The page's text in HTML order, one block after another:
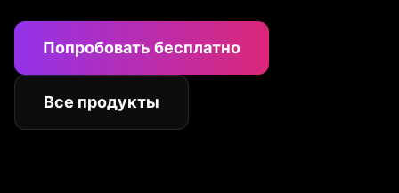
Попробовать бесплатно
Все продукты